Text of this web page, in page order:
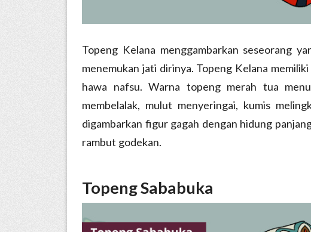
Topeng Kelana menggambarkan seseorang
menemukan jati dirinya. Topeng Kelana
hawa nafsu. Warna topeng merah tua
membelalak, mulut menyeringai, kumis
digambarkan figur gagah dengan hidung
rambut godekan.
Topeng Sababuka